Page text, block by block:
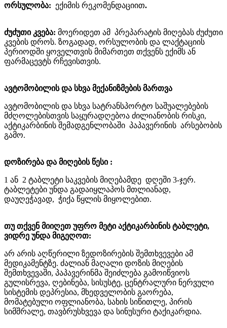
ორსულობა: ექიმის რეკომენდაციით.
ძუძუთი კვება: მოერიდეთ ამ პრეპარატის მიღებას ძუძუთი
კვების დროს. ზოგადად, ორსულობის და ლაქტაციის
პერიოდში ყოველთვის მიმართეთ თქვენს ექიმს ან
ფარმაცევტს რჩევისთვის.
ავტომობილის და სხვა მექანიზმების მართვა
ავტომობილის და სხვა სატრანსპორტო საშუალებების
მძღოლებისთვის საყურადღებოა ძილიანობის რისკი,
აქტიკარბინის შემადგენლობაში პაპავერინის არსებობის
გამო.
დოზირება და მიღების წესი :
1 ან 2 ტაბლეტი საკვების მიღებამდე დღეში 3-ჯერ.
ტაბლეტები უნდა გადაიყლაპოს მთლიანად,
დაუღეჭავად, ჭიქა წყლის მიყოლებით.
თუ თქვენ მიიღეთ უფრო მეტი აქტიკარბინის ტაბლეტი,
ვიდრე უნდა მიგეღოთ:
არ არის აღწერილი ზედოზირების შემთხვევები ამ
მედიკამენტზე. ძალიან მაღალი დოზის მიღების
შემთხვევაში, პაპავერინმა შეიძლება გამოიწვიოს
გულისრევა, ღებინება, სისუსტე, ცენტრალური ნერვული
სისტემის დეპრესია, მხედველობის გაორება,
მომატებული ოფლიანობა, სახის სიწითლე, პირის
სიმშრალე, თავბრუსხვევა და სინუსური ტაქიკარდია.